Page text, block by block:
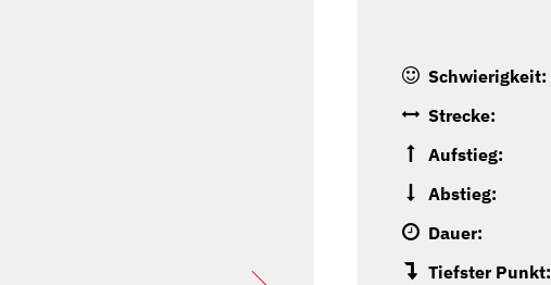
Schwierigkeit:
Strecke:
Aufstieg:
Abstieg:
Dauer:
Tiefster Punkt: